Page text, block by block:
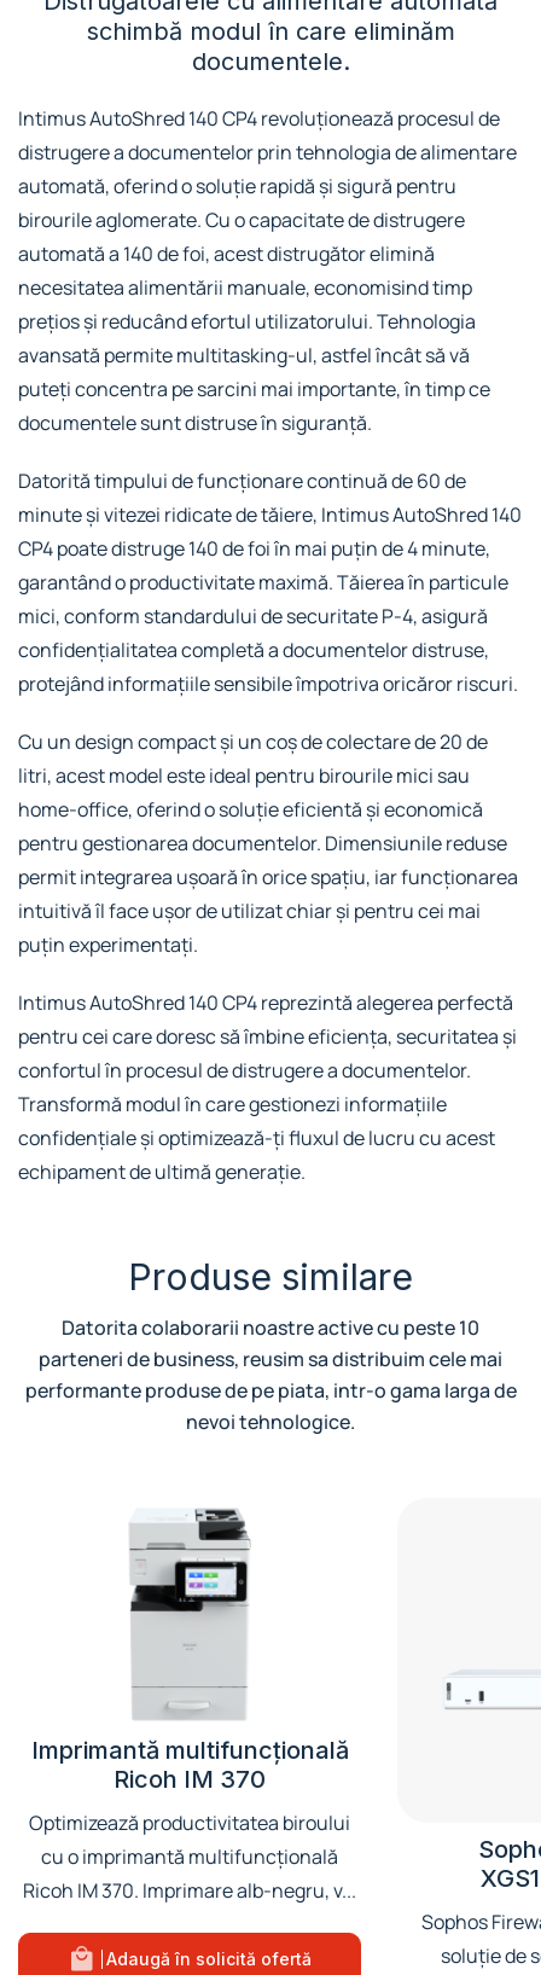
schimbă modul în care eliminăm
documentele.
Intimus AutoShred 140 CP4 revoluționează procesul de
distrugere a documentelor prin tehnologia de alimentare
automată, oferind o soluție rapidă și sigură pentru
birourile aglomerate. Cu o capacitate de distrugere
automată a 140 de foi, acest distrugător elimină
necesitatea alimentării manuale, economisind timp
prețios și reducând efortul utilizatorului. Tehnologia
avansată permite multitasking-ul, astfel încât să vă
puteți concentra pe sarcini mai importante, în timp ce
documentele sunt distruse în siguranță.
Datorită timpului de funcționare continuă de 60 de
minute și vitezei ridicate de tăiere, Intimus AutoShred 140
CP4 poate distruge 140 de foi în mai puțin de 4 minute,
garantând o productivitate maximă. Tăierea în particule
mici, conform standardului de securitate P-4, asigură
confidențialitatea completă a documentelor distruse,
protejând informațiile sensibile împotriva oricăror riscuri.
Cu un design compact și un coș de colectare de 20 de
litri, acest model este ideal pentru birourile mici sau
home-office, oferind o soluție eficientă și economică
pentru gestionarea documentelor. Dimensiunile reduse
permit integrarea ușoară în orice spațiu, iar funcționarea
intuitivă îl face ușor de utilizat chiar și pentru cei mai
puțin experimentați.
Intimus AutoShred 140 CP4 reprezintă alegerea perfectă
pentru cei care doresc să îmbine eficiența, securitatea și
confortul în procesul de distrugere a documentelor.
Transformă modul în care gestionezi informațiile
confidențiale și optimizează-ți fluxul de lucru cu acest
echipament de ultimă generație.
Produse similare
Datorita colaborarii noastre active cu peste 10
parteneri de business, reusim sa distribuim cele mai
performante produse de pe piata, intr-o gama larga de
nevoi tehnologice.
Imprimantă multifuncțională
Ricoh IM 370
Optimizează productivitatea biroului
cu o imprimantă multifuncțională
Ricoh IM 370. Imprimare alb-negru, v...
Adaugă în solicită ofertă
Sophos
soluție de